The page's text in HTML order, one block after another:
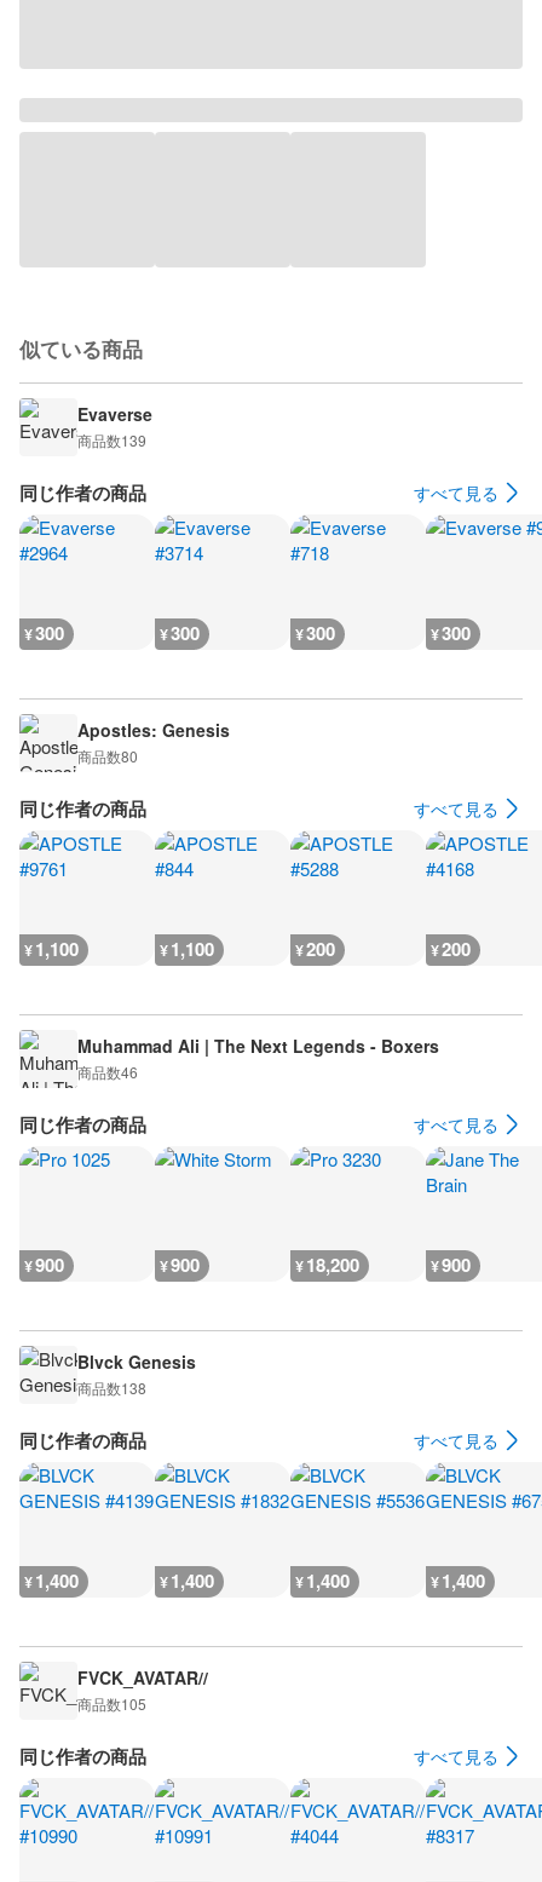
似ている商品
Evaverse
商品数139
同じ作者の商品 すべて見る
¥300 ¥300 ¥300 ¥300
Apostles: Genesis
商品数80
同じ作者の商品 すべて見る
¥1,100 ¥1,100 ¥200 ¥200
Muhammad Ali | The Next Legends - Boxers
商品数46
同じ作者の商品 すべて見る
¥900 ¥900 ¥18,200 ¥900
Blvck Genesis
商品数138
同じ作者の商品 すべて見る
¥1,400 ¥1,400 ¥1,400 ¥1,400
FVCK_AVATAR//
商品数105
同じ作者の商品 すべて見る